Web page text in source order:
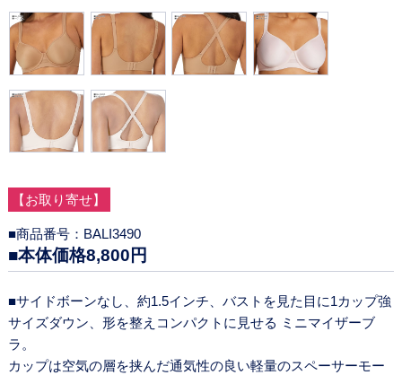
【お取り寄せ】
■商品番号：BALI3490
■本体価格8,800円
■サイドボーンなし、約1.5インチ、バストを見た目に1カップ強
サイズダウン、形を整えコンパクトに見せる ミニマイザーブ
ラ。
カップは空気の層を挟んだ通気性の良い軽量のスペーサーモー